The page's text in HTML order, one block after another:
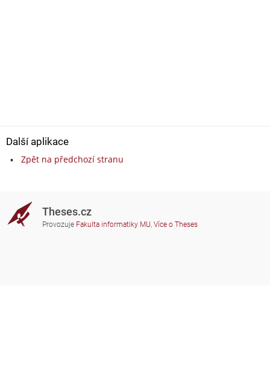
Další aplikace
Zpět na předchozí stranu
Theses.cz
Provozuje Fakulta informatiky MU, Více o Theses